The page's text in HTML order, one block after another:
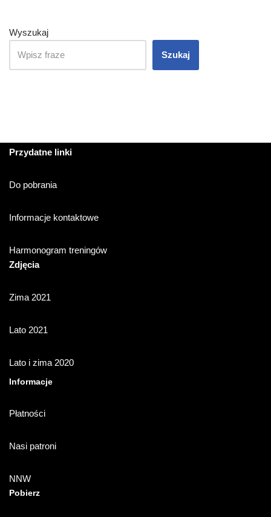
Wyszukaj
Szukaj
Przydatne linki
Do pobrania
Informacje kontaktowe
Harmonogram treningów
Zdjęcia
Zima 2021
Lato 2021
Lato i zima 2020
Informacje
Płatności
Nasi patroni
NNW
Pobierz